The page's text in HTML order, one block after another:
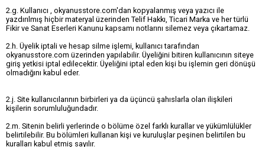
2.g. Kullanıcı , okyanusstore.com'dan kopyalanmış veya yazıcı ile
yazdırılmış hiçbir materyal üzerinden Telif Hakkı, Ticari Marka ve her türlü
Fikir ve Sanat Eserleri Kanunu kapsamı notlarını silemez veya çıkartamaz.
2.h. Üyelik iptali ve hesap silme işlemi, kullanıcı tarafından
okyanusstore.com üzerinden yapılabilir. Üyeliğini bitiren kullanıcının siteye
giriş yetkisi iptal edilecektir. Üyeliğini iptal eden kişi bu işlemin geri dönüşü
olmadığını kabul eder.
2.j. Site kullanıcılarının birbirleri ya da üçüncü şahıslarla olan ilişkileri
kişilerin sorumluluğundadır.
2.m. Sitenin belirli yerlerinde o bölüme özel farklı kurallar ve yükümlülükler
belirtilebilir. Bu bölümleri kullanan kişi ve kuruluşlar peşinen belirtilen bu
kuralları kabul etmiş sayılır.